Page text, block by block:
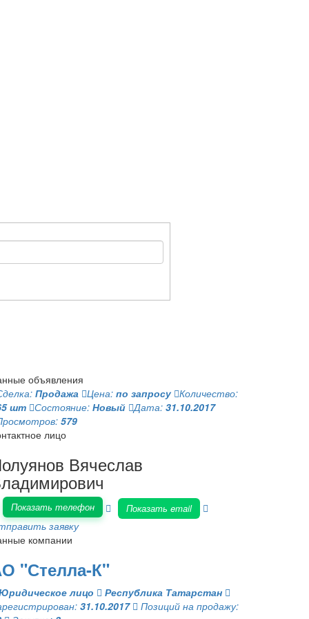
объявления
Продажа Цена: по запросу Количество:
шт Состояние: Новый Дата: 31.10.2017
579
лицо
Вячеслав
Показать телефон Показать email
заявку
компании
"Стелла-К"
лицо
Республика Татарстан
31.10.2017
Позиций на продажу: